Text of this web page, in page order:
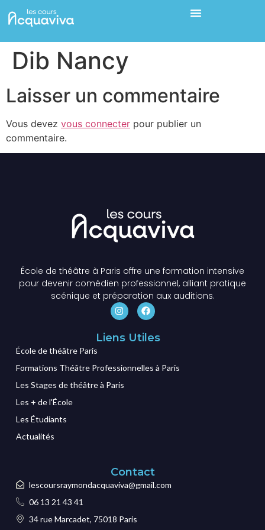
Dib Nancy
Laisser un commentaire
Vous devez vous connecter pour publier un
commentaire.
École de théâtre à Paris offre une formation intensive
pour devenir comédien professionnel, alliant pratique
scénique et préparation aux auditions.
Liens Utiles
École de théâtre Paris
Formations Théâtre Professionnelles à Paris
Les Stages de théâtre à Paris
Les + de l'École
Les Étudiants
Actualités
Contact
lescoursraymondacquaviva@gmail.com
06 13 21 43 41
34 rue Marcadet, 75018 Paris